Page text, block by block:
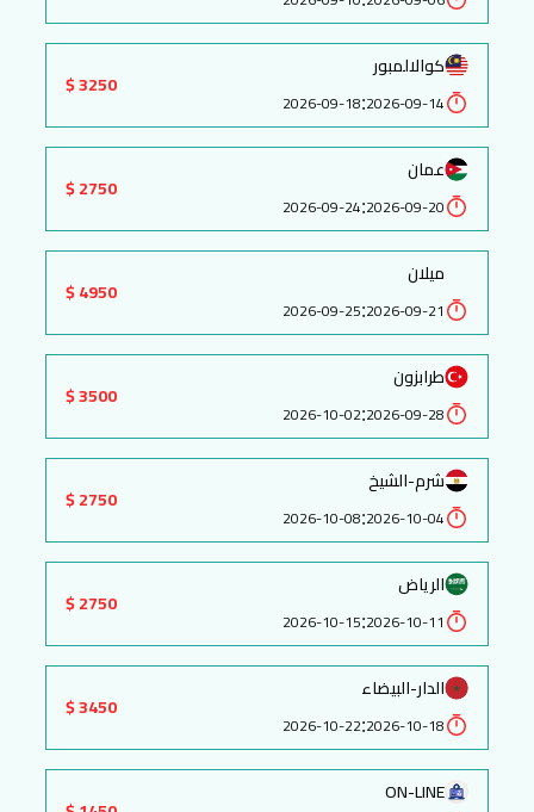
كوالالمبور
2026-09-14
:
2026-09-18
3250 $
عمان
2026-09-20
:
2026-09-24
2750 $
ميلان
2026-09-21
:
2026-09-25
4950 $
طرابزون
2026-09-28
:
2026-10-02
3500 $
شرم-الشيخ
2026-10-04
:
2026-10-08
2750 $
الرياض
2026-10-11
:
2026-10-15
2750 $
الدار-البيضاء
2026-10-18
:
2026-10-22
3450 $
ON-LINE